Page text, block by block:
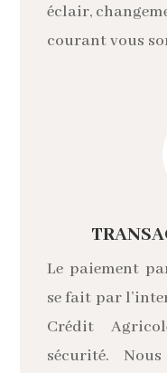
éclair,
courant vous
Le paiement
se fait par
Crédit
sécurité.